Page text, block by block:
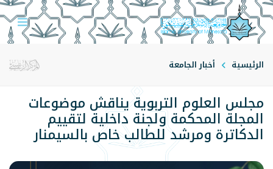
الرئيسية أخبار الجامعة
مجلس العلوم التربوية يناقش موضوعات
المجلة المحكمة ولجنة داخلية لتقييم
الدكاترة ومرشد للطالب خاص بالسيمنار